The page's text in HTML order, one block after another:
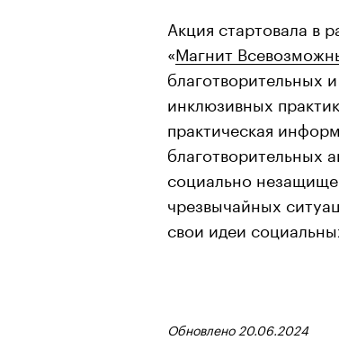
Акция стартовала в
«Магнит
благотворительных
инклюзивных
практическая
благотворительных
социально
чрезвычайных
свои идеи
Обновлено 20.06.2024